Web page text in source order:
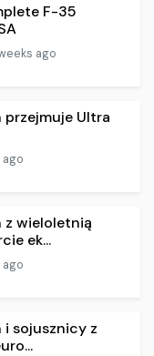
F-35
ago
Ultra
ago
z wieloletnią
ek...
ago
sojusznicy z